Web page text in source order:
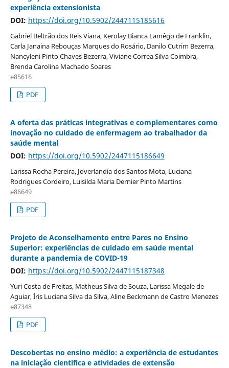
experiência extensionista
DOI: https://doi.org/10.5902/2447115185616
Gabriel Beltrão dos Reis Viana, Kerolay Bianca Lamêgo de Franklin,
Carla Janaina Rebouças Marques do Rosário, Danilo Cutrim Bezerra,
Nancyleni Pinto Chaves Bezerra, Viviane Correa Silva Coimbra,
Brenda Carolina Machado Soares
e85616
PDF
A oferta das práticas integrativas e complementares como
inovação no cuidado de enfermagem ao trabalhador da
saúde mental
DOI: https://doi.org/10.5902/2447115186649
Larissa Rocha Pereira, Joverlandia dos Santos Mota, Luciana
Rodrigues Cordeiro, Luisilda Maria Dernier Pinto Martins
e86649
PDF
Projeto de Aconselhamento entre Pares no Ensino
Superior: experiências de cuidado em saúde mental
durante a pandemia de COVID-19
DOI: https://doi.org/10.5902/2447115187348
Yuri Costa de Freitas, Matheus Silva de Souza, Larissa Megale de
Aguiar, Íris Luciana Silva da Silva, Aline Beckmann de Castro Menezes
e87348
PDF
Descobertas no ensino médio: a experiência de estudantes
na iniciação científica e atividades de extensão